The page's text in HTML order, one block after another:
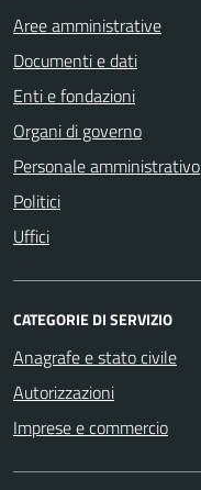
Aree amministrative
Documenti e dati
Enti e fondazioni
Organi di governo
Personale amministrativo
Politici
Uffici
CATEGORIE DI SERVIZIO
Anagrafe e stato civile
Autorizzazioni
Imprese e commercio